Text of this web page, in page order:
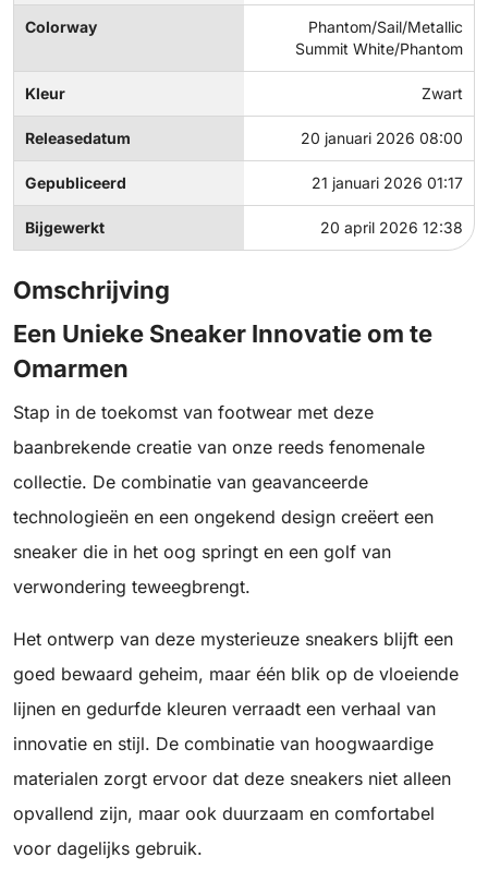
Colorway
Phantom/Sail/Metallic
Summit White/Phantom
Kleur Zwart
Releasedatum 20 januari 2026 08:00
Gepubliceerd 21 januari 2026 01:17
Bijgewerkt 20 april 2026 12:38
Omschrijving
Een Unieke Sneaker Innovatie om te
Omarmen
Stap in de toekomst van footwear met deze
baanbrekende creatie van onze reeds fenomenale
collectie. De combinatie van geavanceerde
technologieën en een ongekend design creëert een
sneaker die in het oog springt en een golf van
verwondering teweegbrengt.
Het ontwerp van deze mysterieuze sneakers blijft een
goed bewaard geheim, maar één blik op de vloeiende
lijnen en gedurfde kleuren verraadt een verhaal van
innovatie en stijl. De combinatie van hoogwaardige
materialen zorgt ervoor dat deze sneakers niet alleen
opvallend zijn, maar ook duurzaam en comfortabel
voor dagelijks gebruik.